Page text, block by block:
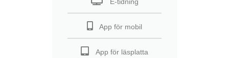
App för mobil
App för läsplatta